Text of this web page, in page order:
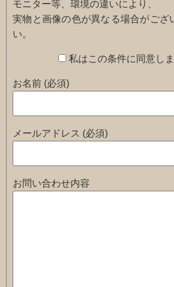
モニター等、環境の違いにより、
実物と画像の色が異なる場合がござ
い。
私はこの条件に同意しま
お名前 (必須)
メールアドレス (必須)
お問い合わせ内容